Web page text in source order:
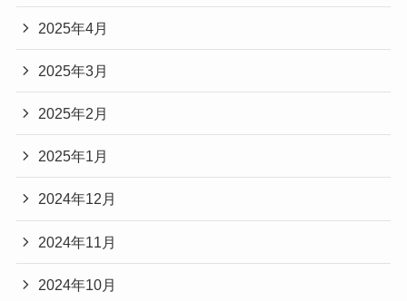
2025年4月
2025年3月
2025年2月
2025年1月
2024年12月
2024年11月
2024年10月